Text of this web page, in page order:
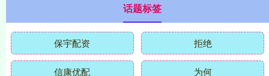
话题标签
保宇配资 拒绝
信康优配 为何